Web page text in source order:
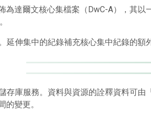
為達爾文核心集檔案（DwC-A），其以
延伸集中的紀錄補充核心集中紀錄的額
存庫服務。資料與資源的詮釋資料可由
的變更。